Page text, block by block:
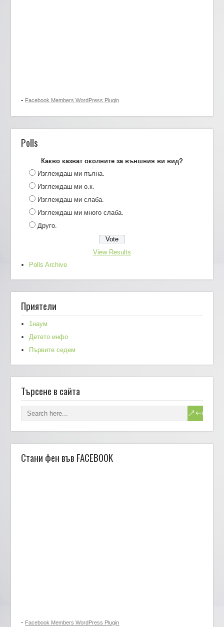
- Facebook Members WordPress Plugin
Polls
Какво казват околните за външния ви вид?
Изглеждаш ми пълна.
Изглеждаш ми о.к.
Изглеждаш ми слаба.
Изглеждаш ми много слаба.
Друго.
View Results
Polls Archive
Приятели
1наум
Детето инфо
Първите седем
Търсене в сайта
Стани фен във FACEBOOK
- Facebook Members WordPress Plugin